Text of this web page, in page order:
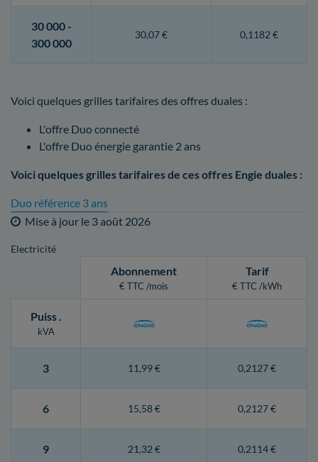
30 000 -
300 000
30,07 € 0,1182 €
Voici quelques grilles tarifaires des offres duales :
L'offre Duo connecté
L'offre Duo énergie garantie 2 ans
Voici quelques grilles tarifaires de ces offres Engie duales :
Duo référence 3 ans
Mise à jour le 3 août 2026
Electricité
Abonnement
€ TTC /mois
Tarif
€ TTC /kWh
Puiss.
kVA
3 11,99 € 0,2127 €
6 15,58 € 0,2127 €
9 21,32 € 0,2114 €